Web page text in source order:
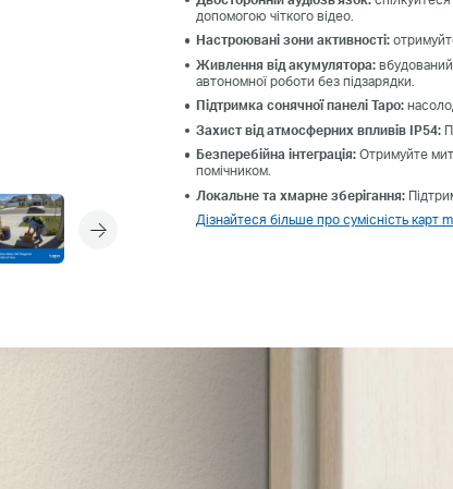
допомогою чіткого відео.
Настроювані зони активності:
Живлення від акумулятора:
автономної роботи без підзарядки.
Підтримка сонячної панелі Tapo:
Захист від атмосферних впливів IP54:
Безперебійна інтеграція: Отримуйте
помічником.
Локальне та хмарне зберігання:
Дізнайтеся більше про сумісність карт